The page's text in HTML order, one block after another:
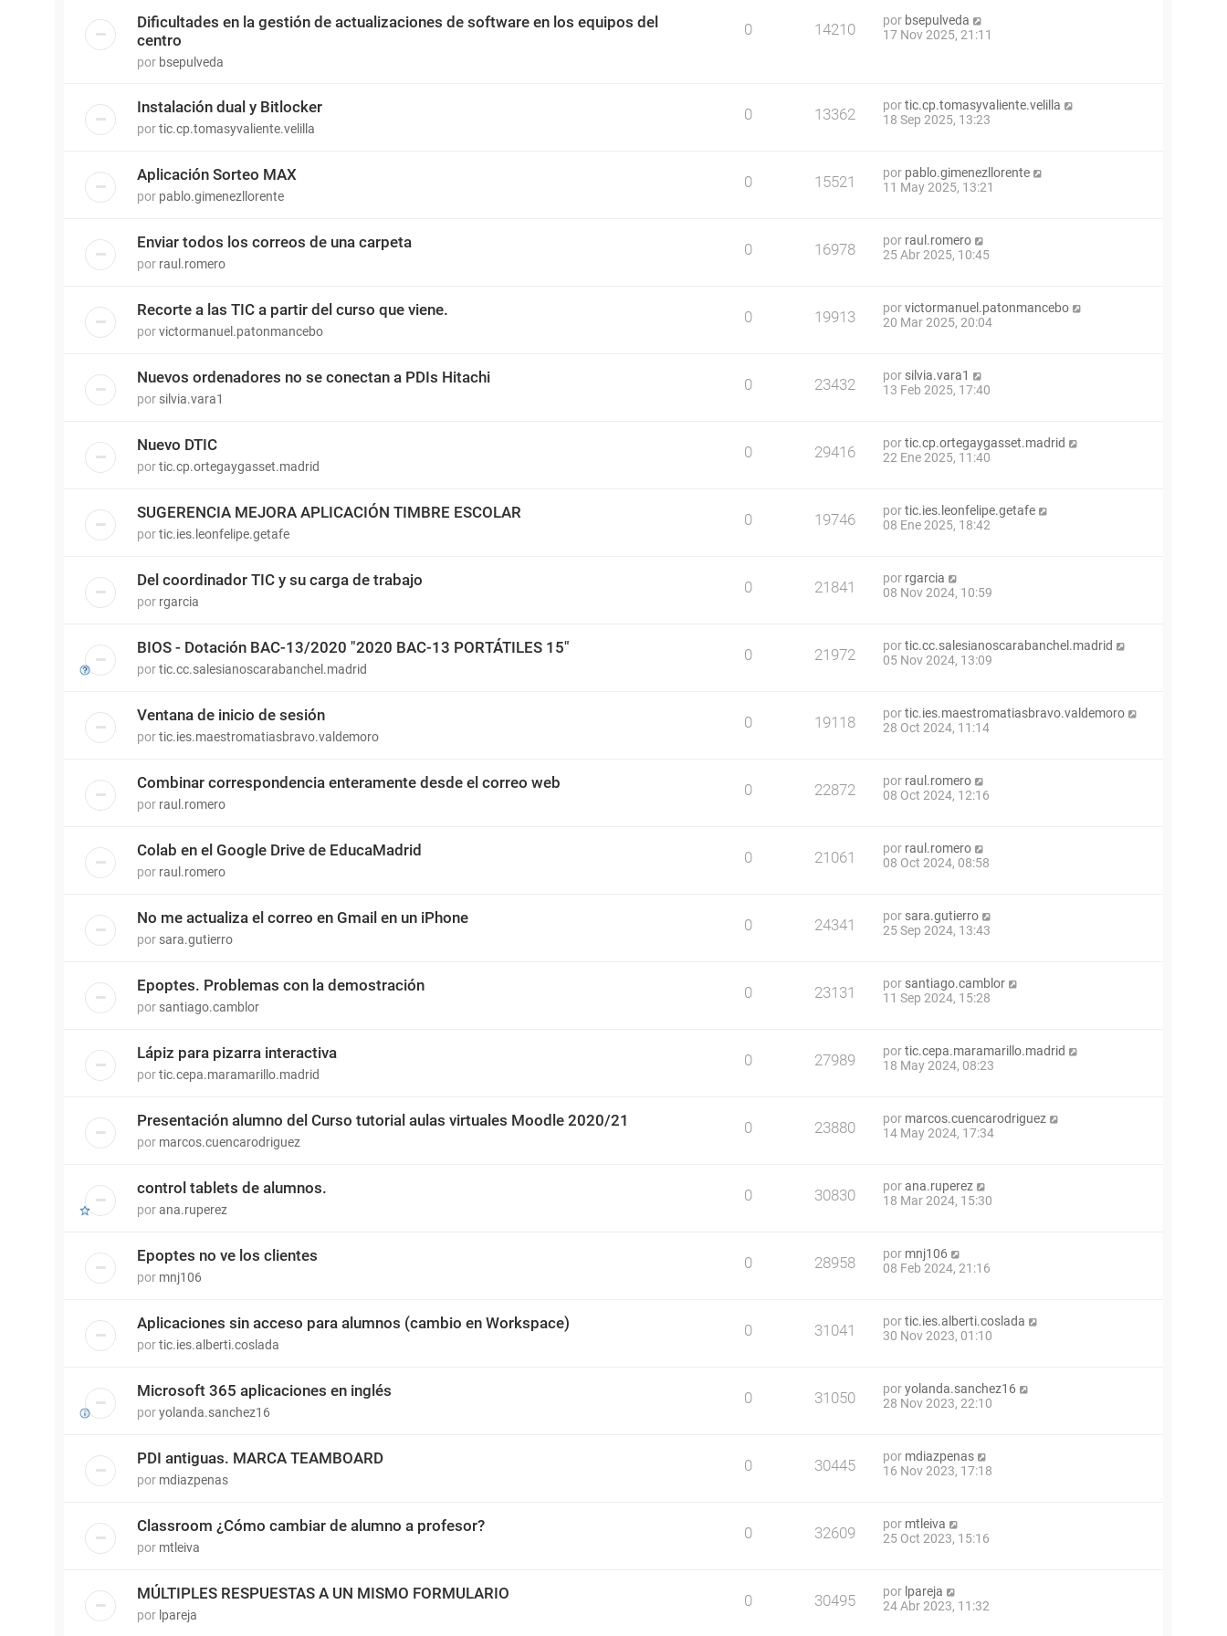
Dificultades en la gestión de actualizaciones de software en los equipos del
centro
por bsepulveda
0 14210 por bsepulveda
17 Nov 2025, 21:11
Instalación dual y Bitlocker
portic.cp.tomasyvaliente.velilla
0 13362 portic.cp.tomasyvaliente.velilla
18 Sep 2025, 13:23
Aplicación Sorteo MAX
por pablo.gimenezllorente
0 15521 por pablo.gimenezllorente
11 May 2025, 13:21
Enviar todos los correos de una carpeta
por raul.romero
0 16978 por raul.romero
25 Abr 2025, 10:45
Recorte a las TIC a partir del curso que viene.
porvictormanuel.patonmancebo
0 19913 porvictormanuel.patonmancebo
20 Mar 2025, 20:04
Nuevos ordenadores no se conectan a PDIs Hitachi
por silvia.vara1
0 23432 por silvia.vara1
13 Feb 2025, 17:40
Nuevo DTIC
portic.cp.ortegaygasset.madrid
0 29416 portic.cp.ortegaygasset.madrid
22 Ene 2025, 11:40
SUGERENCIA MEJORA APLICACIÓN TIMBRE ESCOLAR
portic.ies.leonfelipe.getafe
0 19746 portic.ies.leonfelipe.getafe
08 Ene 2025, 18:42
Del coordinador TIC y su carga de trabajo
por rgarcia
0 21841 por rgarcia
08 Nov 2024, 10:59
BIOS - Dotación BAC-13/2020 "2020 BAC-13 PORTÁTILES 15"
portic.cc.salesianoscarabanchel.madrid
0 21972 portic.cc.salesianoscarabanchel.madrid
05 Nov 2024, 13:09
Ventana de inicio de sesión
portic.ies.maestromatiasbravo.valdemoro
0 19118 portic.ies.maestromatiasbravo.valdemoro
28 Oct 2024, 11:14
Combinar correspondencia enteramente desde el correo web
por raul.romero
0 22872 por raul.romero
08 Oct 2024, 12:16
Colab en el Google Drive de EducaMadrid
por raul.romero
0 21061 por raul.romero
08 Oct 2024, 08:58
No me actualiza el correo en Gmail en un iPhone
por sara.gutierro
0 24341 por sara.gutierro
25 Sep 2024, 13:43
Epoptes. Problemas con la demostración
por santiago.camblor
0 23131 por santiago.camblor
11 Sep 2024, 15:28
Lápiz para pizarra interactiva
portic.cepa.maramarillo.madrid
0 27989 portic.cepa.maramarillo.madrid
18 May 2024, 08:23
Presentación alumno del Curso tutorial aulas virtuales Moodle 2020/21
por marcos.cuencarodriguez
0 23880 por marcos.cuencarodriguez
14 May 2024, 17:34
control tablets de alumnos.
porana.ruperez
0 30830 porana.ruperez
18 Mar 2024, 15:30
Epoptes no ve los clientes
por mnj106
0 28958 por mnj106
08 Feb 2024, 21:16
Aplicaciones sin acceso para alumnos (cambio en Workspace)
portic.ies.alberti.coslada
0 31041 portic.ies.alberti.coslada
30 Nov 2023, 01:10
Microsoft 365 aplicaciones en inglés
poryolanda.sanchez16
0 31050 poryolanda.sanchez16
28 Nov 2023, 22:10
PDI antiguas. MARCA TEAMBOARD
por mdiazpenas
0 30445 por mdiazpenas
16 Nov 2023, 17:18
Classroom ¿Cómo cambiar de alumno a profesor?
por mtleiva
0 32609 por mtleiva
25 Oct 2023, 15:16
MÚLTIPLES RESPUESTAS A UN MISMO FORMULARIO
por lpareja
0 30495 por lpareja
24 Abr 2023, 11:32